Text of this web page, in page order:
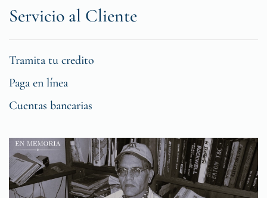
Servicio al Cliente
Tramita tu credito
Paga en línea
Cuentas bancarias